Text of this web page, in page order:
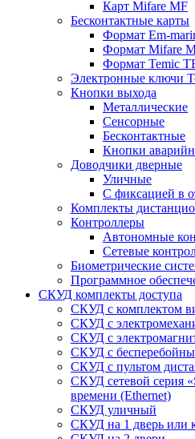
Карт Mifare MF
Бесконтактные карты
Формат Em-
Формат Mifare
Формат Temic
Электронные ключи
Кнопки выхода
Металлические
Сенсорные
Бесконтактные
Кнопки
Доводчики дверные
Уличные
С фиксацией в
Комплекты
Контроллеры
Автономные
Сетевые
Биометрические
Программное
СКУД комплекты доступа
СКУД с комплектом
СКУД с
СКУД с
СКУД с
СКУД с пультом
СКУД сетевой серия
времени (Ethernet)
СКУД уличный
СКУД на 1 дверь или